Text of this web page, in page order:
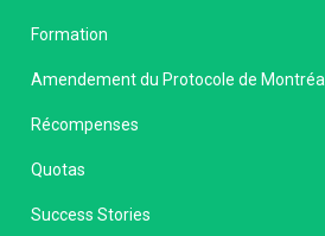
Formation
Amendement du Protocole de Montréal
Récompenses
Quotas
Success Stories